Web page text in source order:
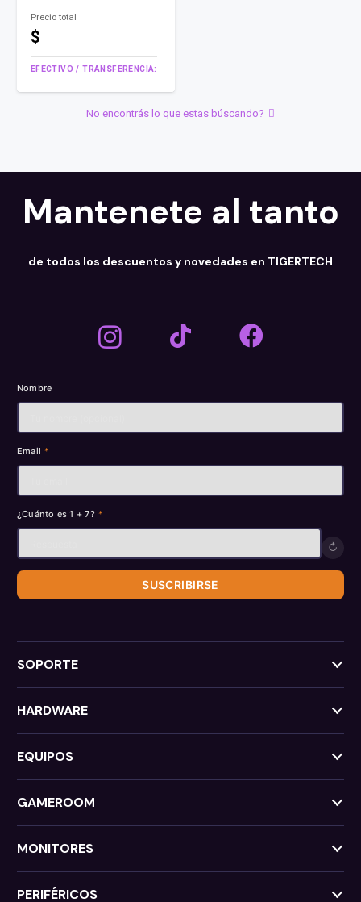
Precio total
$
EFECTIVO / TRANSFERENCIA:
No encontrás lo que estas búscando?
Mantenete al tanto
de todos los descuentos y novedades en TIGERTECH
Nombre
Email *
¿Cuánto es 1 + 7? *
↻
SUSCRIBIRSE
SOPORTE
HARDWARE
EQUIPOS
GAMEROOM
MONITORES
PERIFÉRICOS